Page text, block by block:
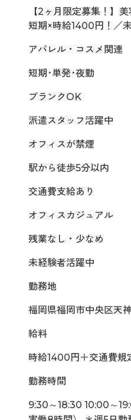
【2ヶ月限定募集！】
短期×時給1400円！／
アパレル・コスメ関連
短期･単発･夜勤
ブランクOK
派遣スタッフ活躍中
オフィスが禁煙
駅から徒歩5分以内
交通費支給あり
オフィスカジュアル
残業なし・少なめ
未経験者活躍中
勤務地
福岡県福岡市中央区天
給料
時給1400円＋交通費規
勤務時間
9:30～18:30 10:00～